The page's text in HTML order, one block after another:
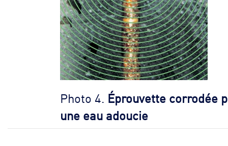
Photo 4. Éprouvette corrodée
une eau adoucie